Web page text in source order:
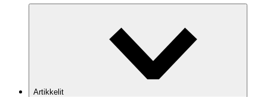
Artikkelit